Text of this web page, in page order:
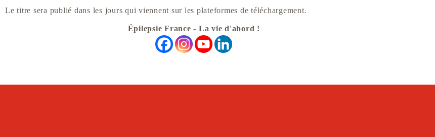
Le titre sera publié dans les jours qui viennent sur les plateformes de téléchargement.
Épilepsie France - La vie d'abord !